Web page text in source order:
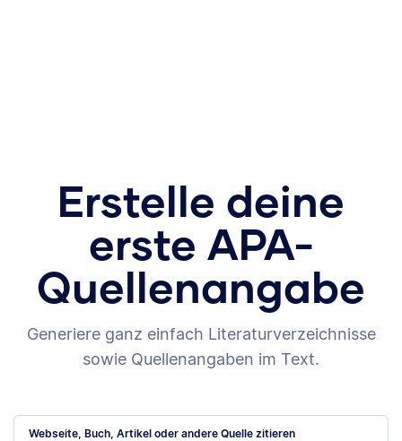
Erstelle deine
erste APA-
Quellenangabe
Generiere ganz einfach Literaturverzeichnisse
sowie Quellenangaben im Text.
Webseite, Buch, Artikel oder andere Quelle zitieren